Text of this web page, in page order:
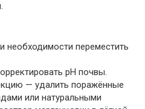
необходимости переместить
pH почвы.
— удалить поражённые
или натуральными